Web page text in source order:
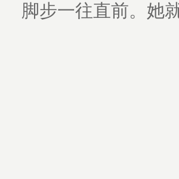
脚步一往直前。她